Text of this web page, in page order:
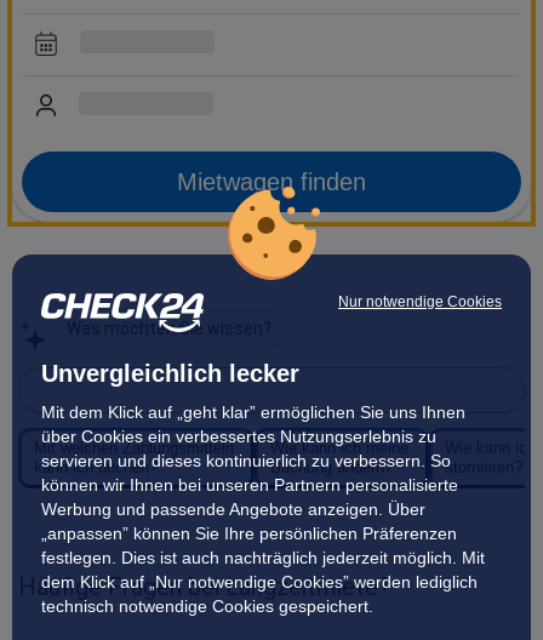
Nur notwendige Cookies
Unvergleichlich lecker
Mit dem Klick auf „geht klar” ermöglichen Sie uns Ihnen
über Cookies ein verbessertes Nutzungserlebnis zu
servieren und dieses kontinuierlich zu verbessern. So
können wir Ihnen bei unseren Partnern personalisierte
Werbung und passende Angebote anzeigen. Über
„anpassen” können Sie Ihre persönlichen Präferenzen
festlegen. Dies ist auch nachträglich jederzeit möglich. Mit
dem Klick auf „Nur notwendige Cookies” werden lediglich
technisch notwendige Cookies gespeichert.
Mietwagen finden
Was möchten Sie wissen?
Stellen Sie Sophie eine Frage
Mit welchen Zahlungsmitteln
kann ich buchen?
Wie kann ich meine
Buchung ändern?
stornieren?
Häufige Fragen bei Langzeitmiete?